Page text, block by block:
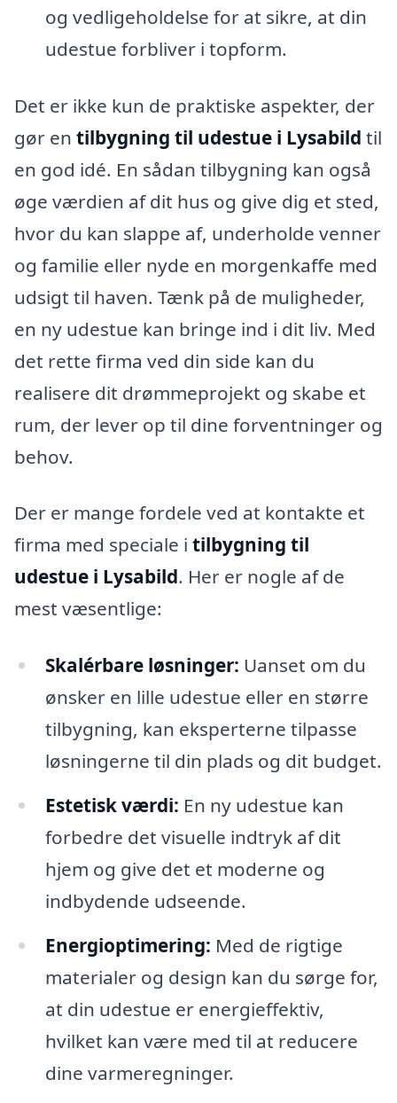
og vedligeholdelse for at sikre, at din
udestue forbliver i topform.
Det er ikke kun de praktiske aspekter, der
gør en tilbygning til udestue i Lysabild til
en god idé. En sådan tilbygning kan også
øge værdien af dit hus og give dig et sted,
hvor du kan slappe af, underholde venner
og familie eller nyde en morgenkaffe med
udsigt til haven. Tænk på de muligheder,
en ny udestue kan bringe ind i dit liv. Med
det rette firma ved din side kan du
realisere dit drømmeprojekt og skabe et
rum, der lever op til dine forventninger og
behov.
Der er mange fordele ved at kontakte et
firma med speciale i tilbygning til
udestue i Lysabild. Her er nogle af de
mest væsentlige:
Skalérbare løsninger: Uanset om du
ønsker en lille udestue eller en større
tilbygning, kan eksperterne tilpasse
løsningerne til din plads og dit budget.
Estetisk værdi: En ny udestue kan
forbedre det visuelle indtryk af dit
hjem og give det et moderne og
indbydende udseende.
Energioptimering: Med de rigtige
materialer og design kan du sørge for,
at din udestue er energieffektiv,
hvilket kan være med til at reducere
dine varmeregninger.